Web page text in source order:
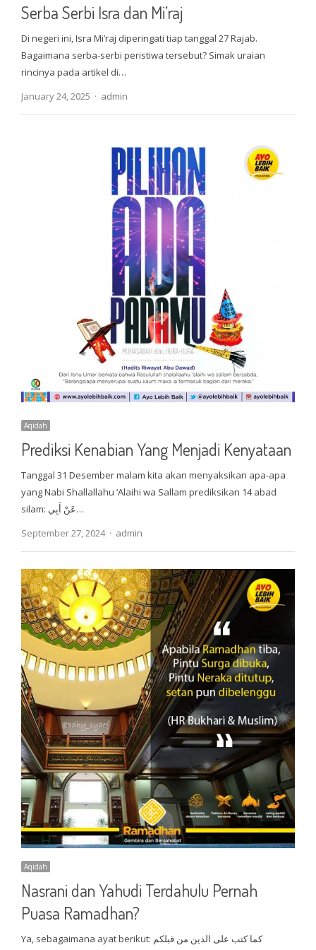
Serba Serbi Isra dan Mi’raj
Di negeri ini, Isra Mi’raj diperingati tiap tanggal 27 Rajab.
Bagaimana serba-serbi peristiwa tersebut? Simak uraian
rincinya pada artikel di…
January 24, 2025
Author
admin
Aqidah
Prediksi Kenabian Yang Menjadi Kenyataan
Tanggal 31 Desember malam kita akan menyaksikan apa-apa
yang Nabi Shallallahu ‘Alaihi wa Sallam prediksikan 14 abad
silam: عَنْ أَبِي…
September 27, 2024
Author
admin
Aqidah
Nasrani dan Yahudi Terdahulu Pernah
Puasa Ramadhan?
Ya, sebagaimana ayat berikut: كما كتب على الذين من قبلكم